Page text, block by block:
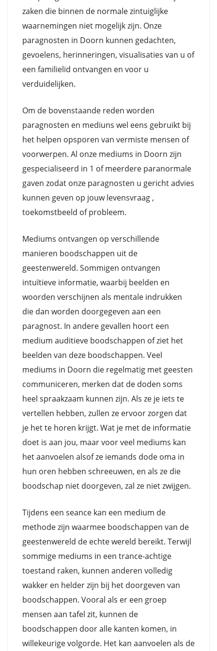
zaken die binnen de normale zintuiglijke
waarnemingen niet mogelijk zijn. Onze
paragnosten in Doorn kunnen gedachten,
gevoelens, herinneringen, visualisaties van u of
een familielid ontvangen en voor u
verduidelijken.
Om de bovenstaande reden worden
paragnosten en mediuns wel eens gebruikt bij
het helpen opsporen van vermiste mensen of
voorwerpen. Al onze mediums in Doorn zijn
gespecialiseerd in 1 of meerdere paranormale
gaven zodat onze paragnosten u gericht advies
kunnen geven op jouw levensvraag ,
toekomstbeeld of probleem.
Mediums ontvangen op verschillende
manieren boodschappen uit de
geestenwereld. Sommigen ontvangen
intuïtieve informatie, waarbij beelden en
woorden verschijnen als mentale indrukken
die dan worden doorgegeven aan een
paragnost. In andere gevallen hoort een
medium auditieve boodschappen of ziet het
beelden van deze boodschappen. Veel
mediums in Doorn die regelmatig met geesten
communiceren, merken dat de doden soms
heel spraakzaam kunnen zijn. Als ze je iets te
vertellen hebben, zullen ze ervoor zorgen dat
je het te horen krijgt. Wat je met de informatie
doet is aan jou, maar voor veel mediums kan
het aanvoelen alsof ze iemands dode oma in
hun oren hebben schreeuwen, en als ze die
boodschap niet doorgeven, zal ze niet zwijgen.
Tijdens een seance kan een medium de
methode zijn waarmee boodschappen van de
geestenwereld de echte wereld bereikt. Terwijl
sommige mediums in een trance-achtige
toestand raken, kunnen anderen volledig
wakker en helder zijn bij het doorgeven van
boodschappen. Vooral als er een groep
mensen aan tafel zit, kunnen de
boodschappen door alle kanten komen, in
willekeurige volgorde. Het kan aanvoelen als de